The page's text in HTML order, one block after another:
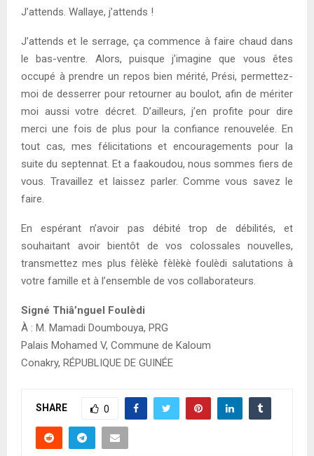
J’attends. Wallaye, j’attends !
J’attends et le serrage, ça commence à faire chaud dans
le bas-ventre. Alors, puisque j’imagine que vous êtes
occupé à prendre un repos bien mérité, Prési, permettez-
moi de desserrer pour retourner au boulot, afin de mériter
moi aussi votre décret. D’ailleurs, j’en profite pour dire
merci une fois de plus pour la confiance renouvelée. En
tout cas, mes félicitations et encouragements pour la
suite du septennat. Et a faakoudou, nous sommes fiers de
vous. Travaillez et laissez parler. Comme vous savez le
faire.
En espérant n’avoir pas débité trop de débilités, et
souhaitant avoir bientôt de vos colossales nouvelles,
transmettez mes plus fèlèkè fèlèkè foulèdi salutations à
votre famille et à l’ensemble de vos collaborateurs.
Signé Thiâ’nguel Foulèdi
À : M. Mamadi Doumbouya, PRG
Palais Mohamed V, Commune de Kaloum
Conakry, RÉPUBLIQUE DE GUINÉE
SHARE 0